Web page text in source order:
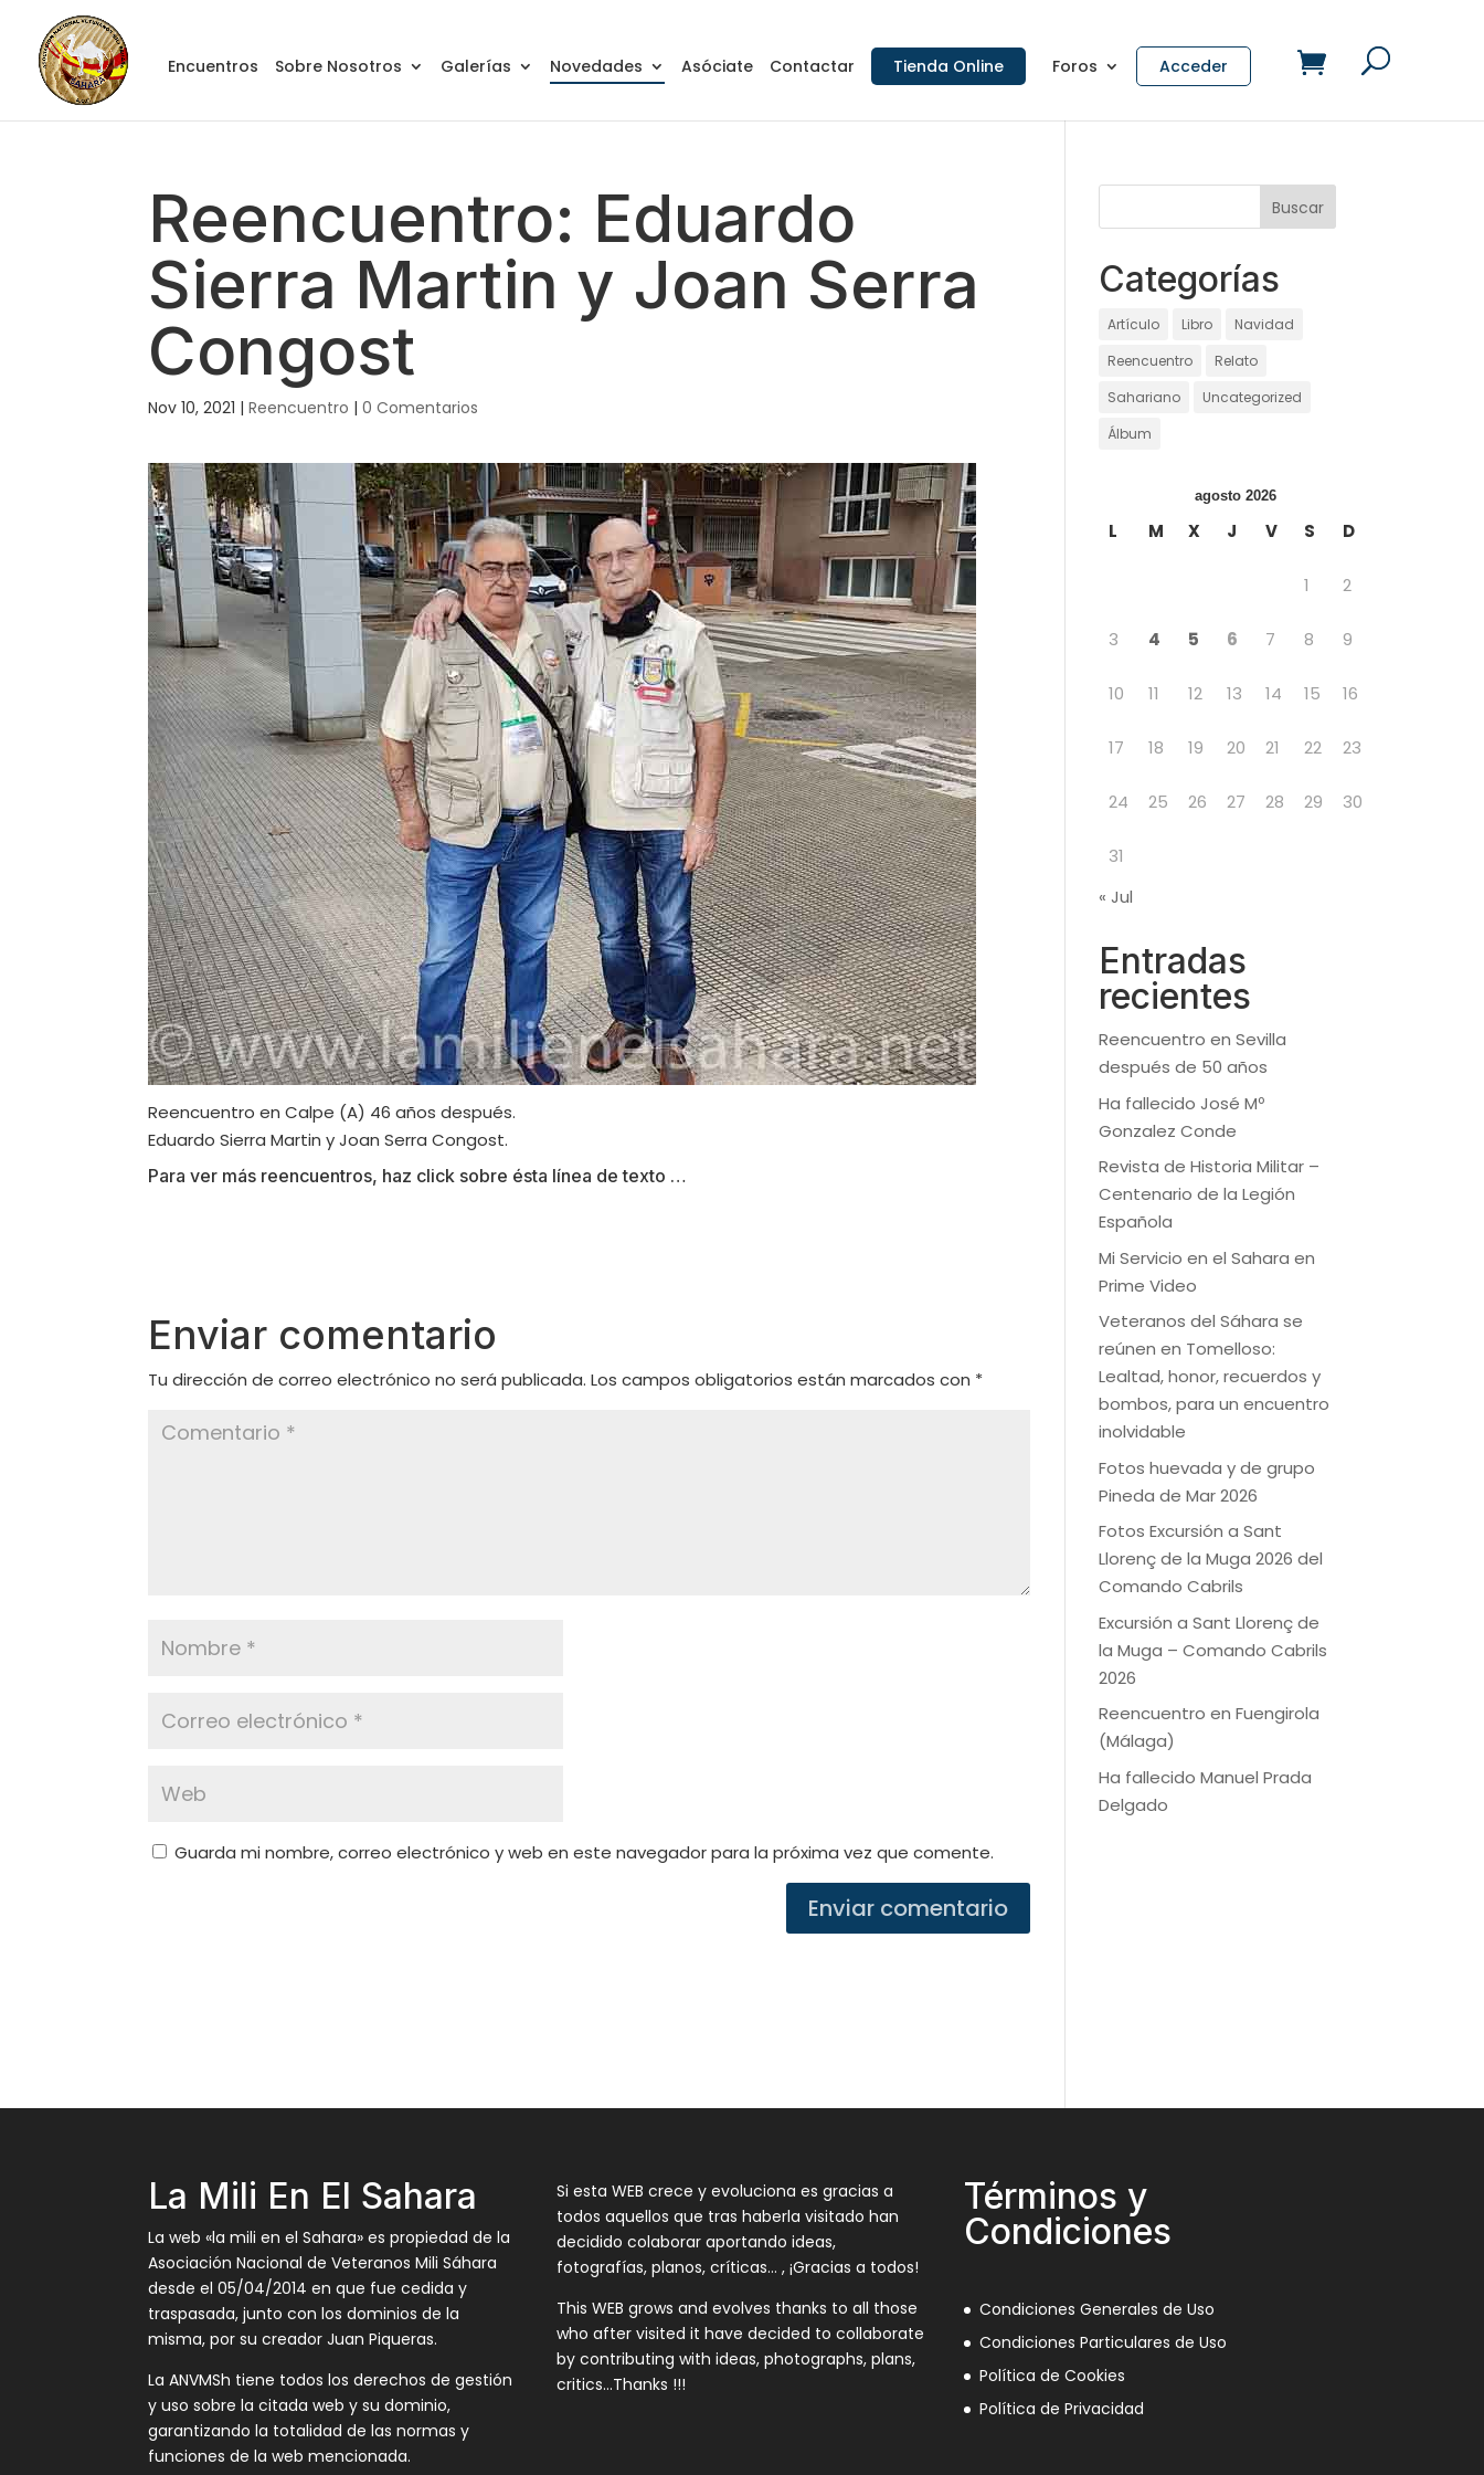
Encuentros Sobre Nosotros Galerías Novedades Asóciate Contactar Tienda Online Foros Acceder
Reencuentro: Eduardo
Sierra Martin y Joan Serra
Congost
Nov 10, 2021 |Reencuentro |0 Comentarios
Reencuentro en Calpe (A) 46 años después.
Eduardo Sierra Martin y Joan Serra Congost.
Para ver más reencuentros, haz click sobre ésta línea de texto …
Enviar comentario
Tu dirección de correo electrónico no será publicada. Los campos obligatorios están marcados con *
Guarda mi nombre, correo electrónico y web en este navegador para la próxima vez que comente.
Categorías
Artículo Libro
Navidad
Reencuentro
Relato
Sahariano
Uncategorized
Álbum
agosto 2026
L M X J V S D
1 2
3 4 5 6 7 8 9
10 11 12 13 14 15 16
17 18 19 20 21 22 23
24 25 26 27 28 29 30
31
« Jul
Entradas
recientes
Reencuentro en Sevilla
después de 50 años
Ha fallecido José Mº
Gonzalez Conde
Revista de Historia Militar –
Centenario de la Legión
Española
Mi Servicio en el Sahara en
Prime Video
Veteranos del Sáhara se
reúnen en Tomelloso:
Lealtad, honor, recuerdos y
bombos, para un encuentro
inolvidable
Fotos huevada y de grupo
Pineda de Mar 2026
Fotos Excursión a Sant
Llorenç de la Muga 2026 del
Comando Cabrils
Excursión a Sant Llorenç de
la Muga – Comando Cabrils
2026
Reencuentro en Fuengirola
(Málaga)
Ha fallecido Manuel Prada
Delgado
La Mili En El Sahara
La web «la mili en el Sahara» es propiedad de la
Asociación Nacional de Veteranos Mili Sáhara
desde el 05/04/2014 en que fue cedida y
traspasada, junto con los dominios de la
misma, por su creador Juan Piqueras.
La ANVMSh tiene todos los derechos de gestión
y uso sobre la citada web y su dominio,
garantizando la totalidad de las normas y
funciones de la web mencionada.
Si esta WEB crece y evoluciona es gracias a
todos aquellos que tras haberla visitado han
decidido colaborar aportando ideas,
fotografías, planos, críticas… , ¡Gracias a todos!
This WEB grows and evolves thanks to all those
who after visited it have decided to collaborate
by contributing with ideas, photographs, plans,
critics…Thanks !!!
Términos y
Condiciones
Condiciones Generales de Uso
Condiciones Particulares de Uso
Política de Cookies
Política de Privacidad